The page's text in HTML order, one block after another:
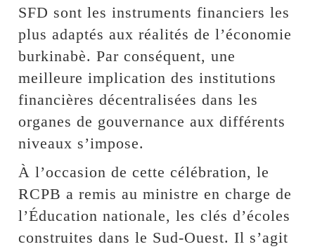
SFD sont les instruments financiers les
plus adaptés aux réalités de l’économie
burkinabè. Par conséquent, une
meilleure implication des institutions
financières décentralisées dans les
organes de gouvernance aux différents
niveaux s’impose.
À l’occasion de cette célébration, le
RCPB a remis au ministre en charge de
l’Éducation nationale, les clés d’écoles
construites dans le Sud-Ouest. Il s’agit